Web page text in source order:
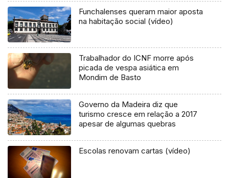
Funchalenses queram maior aposta
na habitação social (vídeo)
Trabalhador do ICNF morre após
picada de vespa asiática em
Mondim de Basto
Governo da Madeira diz que
turismo cresce em relação a 2017
apesar de algumas quebras
Escolas renovam cartas (vídeo)